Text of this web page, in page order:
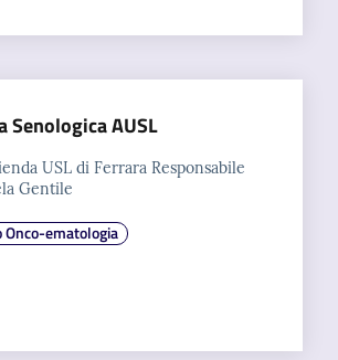
Senologica AUSL
USL di Ferrara Responsabile
Gentile
ematologia